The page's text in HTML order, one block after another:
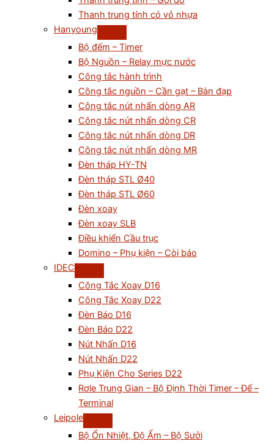
Thanh trung tính có vỏ nhựa
Hanyoung
Bộ đếm – Timer
Bộ Nguồn – Relay mực nước
Công tắc hành trình
Công tắc nguồn – Cần gạt – Bàn đạp
Công tắc nút nhấn dòng AR
Công tắc nút nhấn dòng CR
Công tắc nút nhấn dòng DR
Công tắc nút nhấn dòng MR
Đèn tháp HY-TN
Đèn tháp STL Ø40
Đèn tháp STL Ø60
Đèn xoay
Đèn xoay SLB
Điều khiển Cầu trục
Domino – Phụ kiện – Còi báo
IDEC
Công Tắc Xoay D16
Công Tắc Xoay D22
Đèn Báo D16
Đèn Báo D22
Nút Nhấn D16
Nút Nhấn D22
Phụ Kiện Cho Series D22
Rơle Trung Gian – Bộ Định Thời Timer – Đế –
Terminal
Leipole
Bộ Ổn Nhiệt, Độ Ẩm – Bộ Sưởi